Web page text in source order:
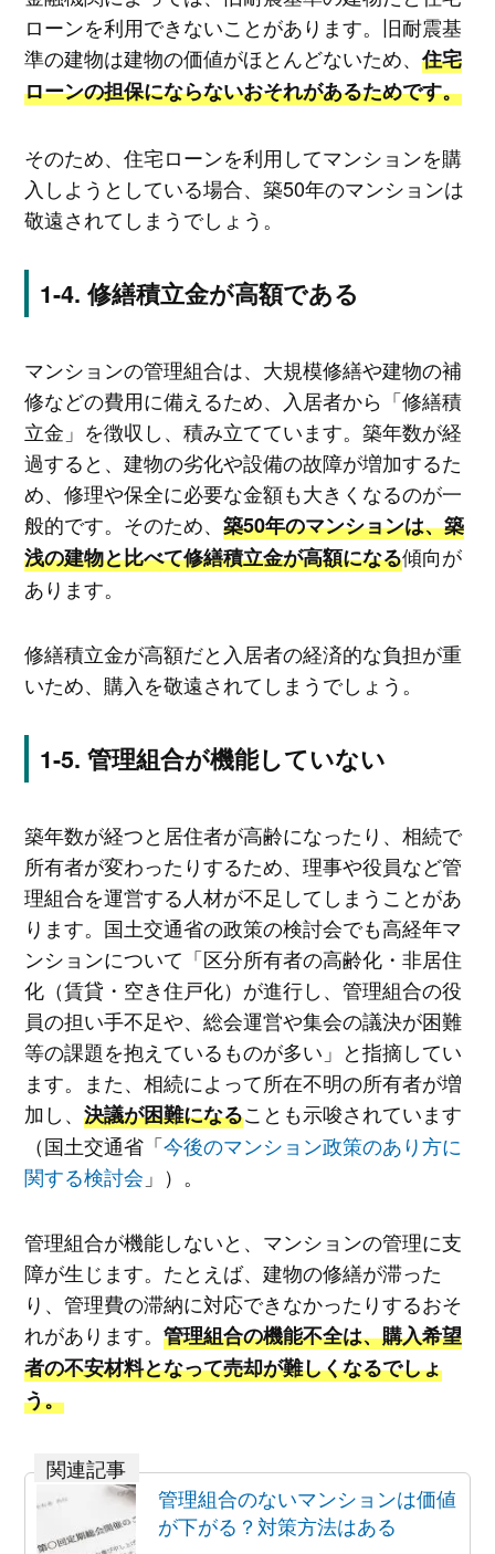
ローンを利用できないことがあります。旧耐震基
準の建物は建物の価値がほとんどないため、住宅
ローンの担保にならないおそれがあるためです。
そのため、住宅ローンを利用してマンションを購
入しようとしている場合、築50年のマンションは
敬遠されてしまうでしょう。
修繕積立金が高額である
マンションの管理組合は、大規模修繕や建物の補
修などの費用に備えるため、入居者から「修繕積
立金」を徴収し、積み立てています。築年数が経
過すると、建物の劣化や設備の故障が増加するた
め、修理や保全に必要な金額も大きくなるのが一
般的です。そのため、 築50年のマンションは、築
浅の建物と比べて修繕積立金が高額になる傾向が
あります。
修繕積立金が高額だと入居者の経済的な負担が重
いため、購入を敬遠されてしまうでしょう。
管理組合が機能していない
築年数が経つと居住者が高齢になったり、相続で
所有者が変わったりするため、理事や役員など管
理組合を運営する人材が不足してしまうことがあ
ります。国土交通省の政策の検討会でも高経年マ
ンションについて「区分所有者の高齢化・非居住
化（賃貸・空き住戸化）が進行し、管理組合の役
員の担い手不足や、総会運営や集会の議決が困難
等の課題を抱えているものが多い」と指摘してい
ます。また、相続によって所在不明の所有者が増
加し、 決議が困難になることも示唆されています
（国土交通省「今後のマンション政策のあり方に
関する検討会 」）。
管理組合が機能しないと、マンションの管理に支
障が生じます。たとえば、建物の修繕が滞った
り、管理費の滞納に対応できなかったりするおそ
れがあります。 管理組合の機能不全は、購入希望
者の不安材料となって売却が難しくなるでしょ
う。
管理組合のないマンションは価値
が下がる？対策方法はある